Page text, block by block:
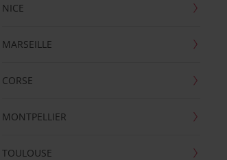
NICE
MARSEILLE
CORSE
MONTPELLIER
TOULOUSE